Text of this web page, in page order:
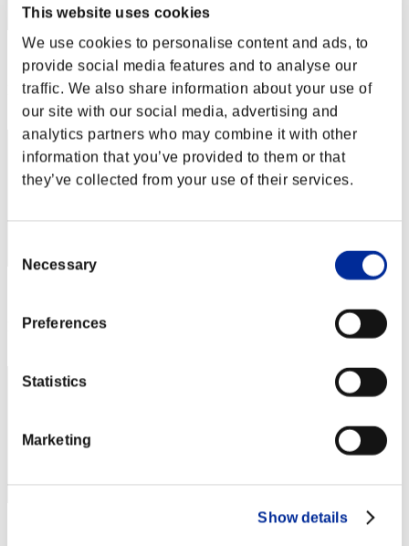
This website uses cookies
We use cookies to personalise content and ads, to
provide social media features and to analyse our
traffic. We also share information about your use of
our site with our social media, advertising and
analytics partners who may combine it with other
information that you’ve provided to them or that
they’ve collected from your use of their services.
Selection
Necessary
Preferences
Statistics
Marketing
Show details
スコア: -
RANK
42
RANK